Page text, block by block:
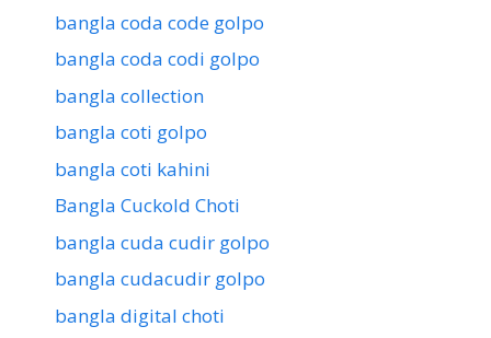
bangla coda code golpo
bangla coda codi golpo
bangla collection
bangla coti golpo
bangla coti kahini
Bangla Cuckold Choti
bangla cuda cudir golpo
bangla cudacudir golpo
bangla digital choti